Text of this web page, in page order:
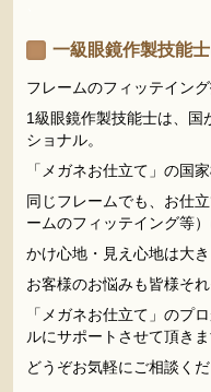
一級眼鏡作製技能
フレームのフィッテイン
1級眼鏡作製技能士は、国
ショナル。
「メガネお仕立て」の国
同じフレームでも、お仕
ームのフィッテイング等）
かけ心地・見え心地は大き
お客様のお悩みも皆様そ
「メガネお仕立て」のプ
ルにサポートさせて頂きま
どうぞお気軽にご相談くだ